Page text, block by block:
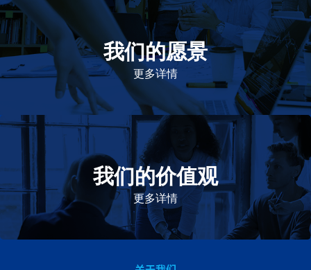
我们的愿景
更多详情
作为一个负责任的企业公民，在全球提供优质和患者可
及的药物，传递我们的价值。
我们的价值观
更多详情
我们的价值观是爱施健存立和发展的基石。集团上下以
此为指引，为实现集团目标而共同奋斗。